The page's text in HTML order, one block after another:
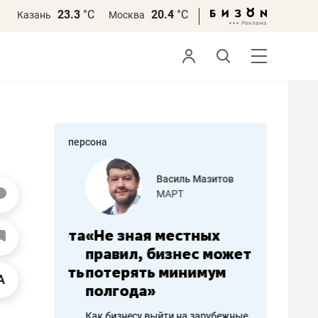
Казань 23.3 °С Москва 20.4 °С
персона
работа
Василь Мазитов
МАРТ
«Не зная местных
правил, бизнес может
потерять минимум
полгода»